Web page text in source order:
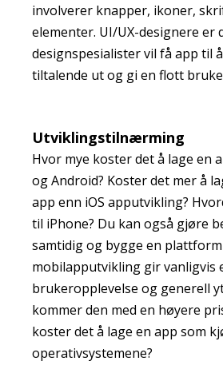
involverer knapper, ikoner,
elementer. UI/UX-designere er
designspesialister vil få app til
tiltalende ut og gi en flott
Utviklingstilnærming
Hvor mye koster det å lage en
og Android? Koster det mer å
app enn iOS apputvikling?
til iPhone? Du kan også gjøre
samtidig og bygge en
mobilapputvikling gir vanligvis
brukeropplevelse og generell
kommer den med en høyere
koster det å lage en app som
operativsystemene?